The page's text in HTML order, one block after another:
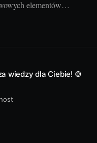
elementów
są taśmy
potrafi zdziałać cuda dla
wiedzy dla Ciebie! ©